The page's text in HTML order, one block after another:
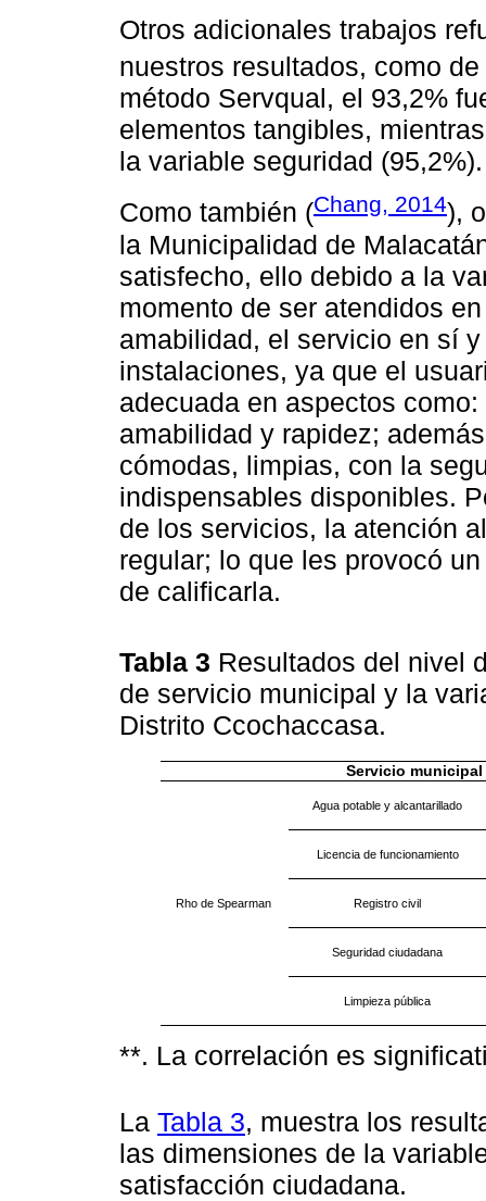
Otros adicionales trabajos
nuestros resultados, como de
método Servqual, el 93,2%
elementos tangibles,
la variable seguridad (95,2%).
Como también (Chang, 2014),
la Municipalidad de
satisfecho, ello debido a la
momento de ser atendidos
amabilidad, el servicio en sí
instalaciones, ya que el
adecuada en aspectos
amabilidad y rapidez;
cómodas, limpias, con la
indispensables disponibles.
de los servicios, la atención
regular; lo que les provocó
de calificarla.
Tabla 3 Resultados del nivel
de servicio municipal y la
Distrito Ccochaccasa.
Servicio municipal
Rho de Spearman
Agua potable y alcantarillado
Licencia de funcionamiento
Registro civil
Seguridad ciudadana
Limpieza pública
**. La correlación es
La Tabla 3, muestra los
las dimensiones de la
satisfacción ciudadana.